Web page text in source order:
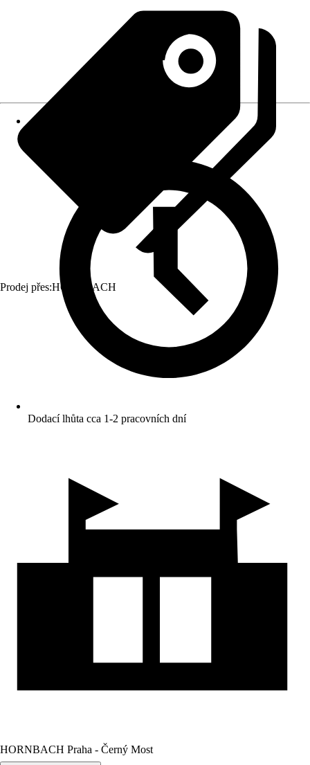
Prodej přes:HORNBACH
Dodací lhůta cca 1-2 pracovních dní
HORNBACH Praha - Černý Most